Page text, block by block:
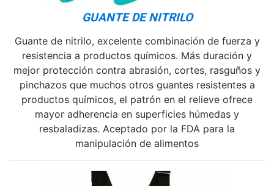
GUANTE DE NITRILO
Guante de nitrilo, excelente combinación de fuerza y
resistencia a productos químicos. Más duración y
mejor protección contra abrasión, cortes, rasguños y
pinchazos que muchos otros guantes resistentes a
productos químicos, el patrón en el relieve ofrece
mayor adherencia en superficies húmedas y
resbaladizas. Aceptado por la FDA para la
manipulación de alimentos